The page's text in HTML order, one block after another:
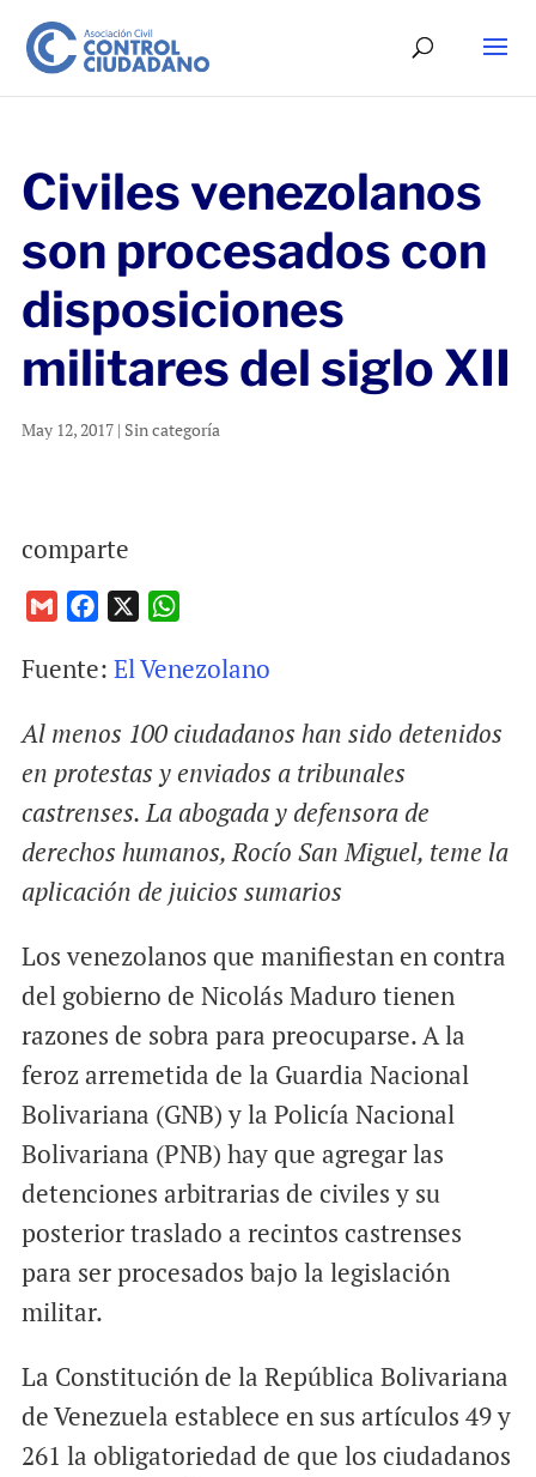
Civiles venezolanos
son procesados con
disposiciones
militares del siglo XII
May 12, 2017| Sin categoría
comparte
a
l
c
b
k
a
s
p
Fuente: El Venezolano
Al menos 100 ciudadanos han sido detenidos
en protestas y enviados a tribunales
castrenses. La abogada y defensora de
derechos humanos, Rocío San Miguel, teme la
aplicación de juicios sumarios
Los venezolanos que manifiestan en contra
del gobierno de Nicolás Maduro tienen
razones de sobra para preocuparse. A la
feroz arremetida de la Guardia Nacional
Bolivariana (GNB) y la Policía Nacional
Bolivariana (PNB) hay que agregar las
detenciones arbitrarias de civiles y su
posterior traslado a recintos castrenses
para ser procesados bajo la legislación
militar.
La Constitución de la República Bolivariana
de Venezuela establece en sus artículos 49 y
261 la obligatoriedad de que los ciudadanos